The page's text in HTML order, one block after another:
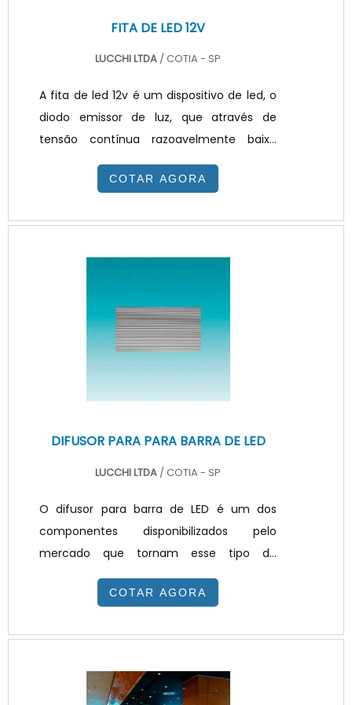
FITA DE LED 12V
LUCCHI LTDA / COTIA - SP
A fita de led 12v é um dispositivo de led, o
diodo emissor de luz, que através de
tensão contínua razoavelmente baixa
permite a distribuição de pequenos focos
de luz em SMD, ou seja, inserida em uma
vários metros, sendo comercialmente
desenvolvido, normalmente, sendo que a
tonalidade do branco é descrita pela sua
temperatura de cor em Kelvin. Dividid.
COTAR AGORA
DIFUSOR PARA PARA BARRA DE LED
LUCCHI LTDA / COTIA - SP
O difusor para barra de LED é um dos
componentes disponibilizados pelo
mercado que tornam esse tipo de
iluminação mais eficaz. O componente
possui características como ser fabricado
pontual do LED, oferece alta transmitância
possui também difícil aderência de
COTAR AGORA